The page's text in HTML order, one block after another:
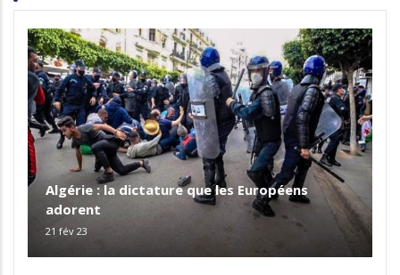
Algérie : la dictature que les Européens
adorent
21 fév 23